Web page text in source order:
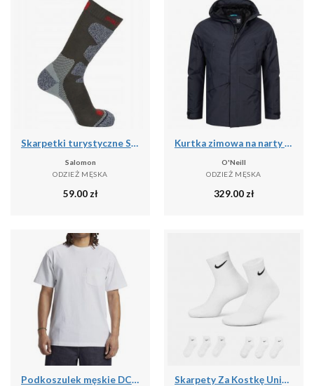
Skarpetki turystyczne Salomon Exit Outdoor
Salomon
ODZIEŻ MĘSKA
59.00 zł
Kurtka zimowa na narty i snowboard męska O'Neill 10K/10K
O'Neill
ODZIEŻ MĘSKA
329.00 zł
Podkoszulek męskie DC Shoes 1994 Short Sleeve Knit Skarpety Za Kostkę Unisex Dla Dorosłych (zestaw 6 Sztuk)